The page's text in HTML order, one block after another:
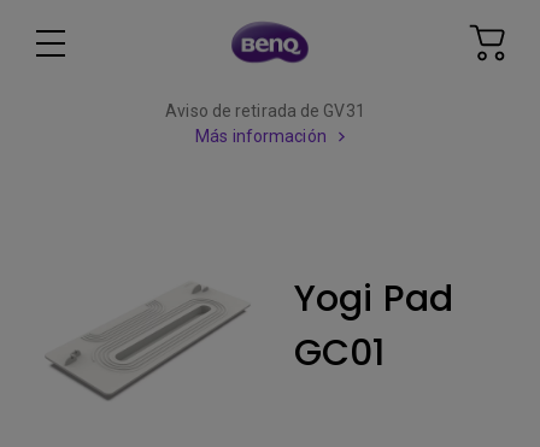
Aviso de retirada de GV31
Más información
Yogi Pad
GC01